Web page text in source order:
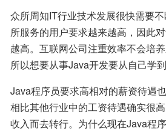
众所周知IT行业技术发展很快需要
所服务的用户要求越来越高，因此
越高。互联网公司注重效率不会培
所以想要从事Java开发要从自己学到
Java程序员要求高相对的薪资待遇
相比其他行业中的工资待遇确实很
收入而去转行。为什么现在Java程